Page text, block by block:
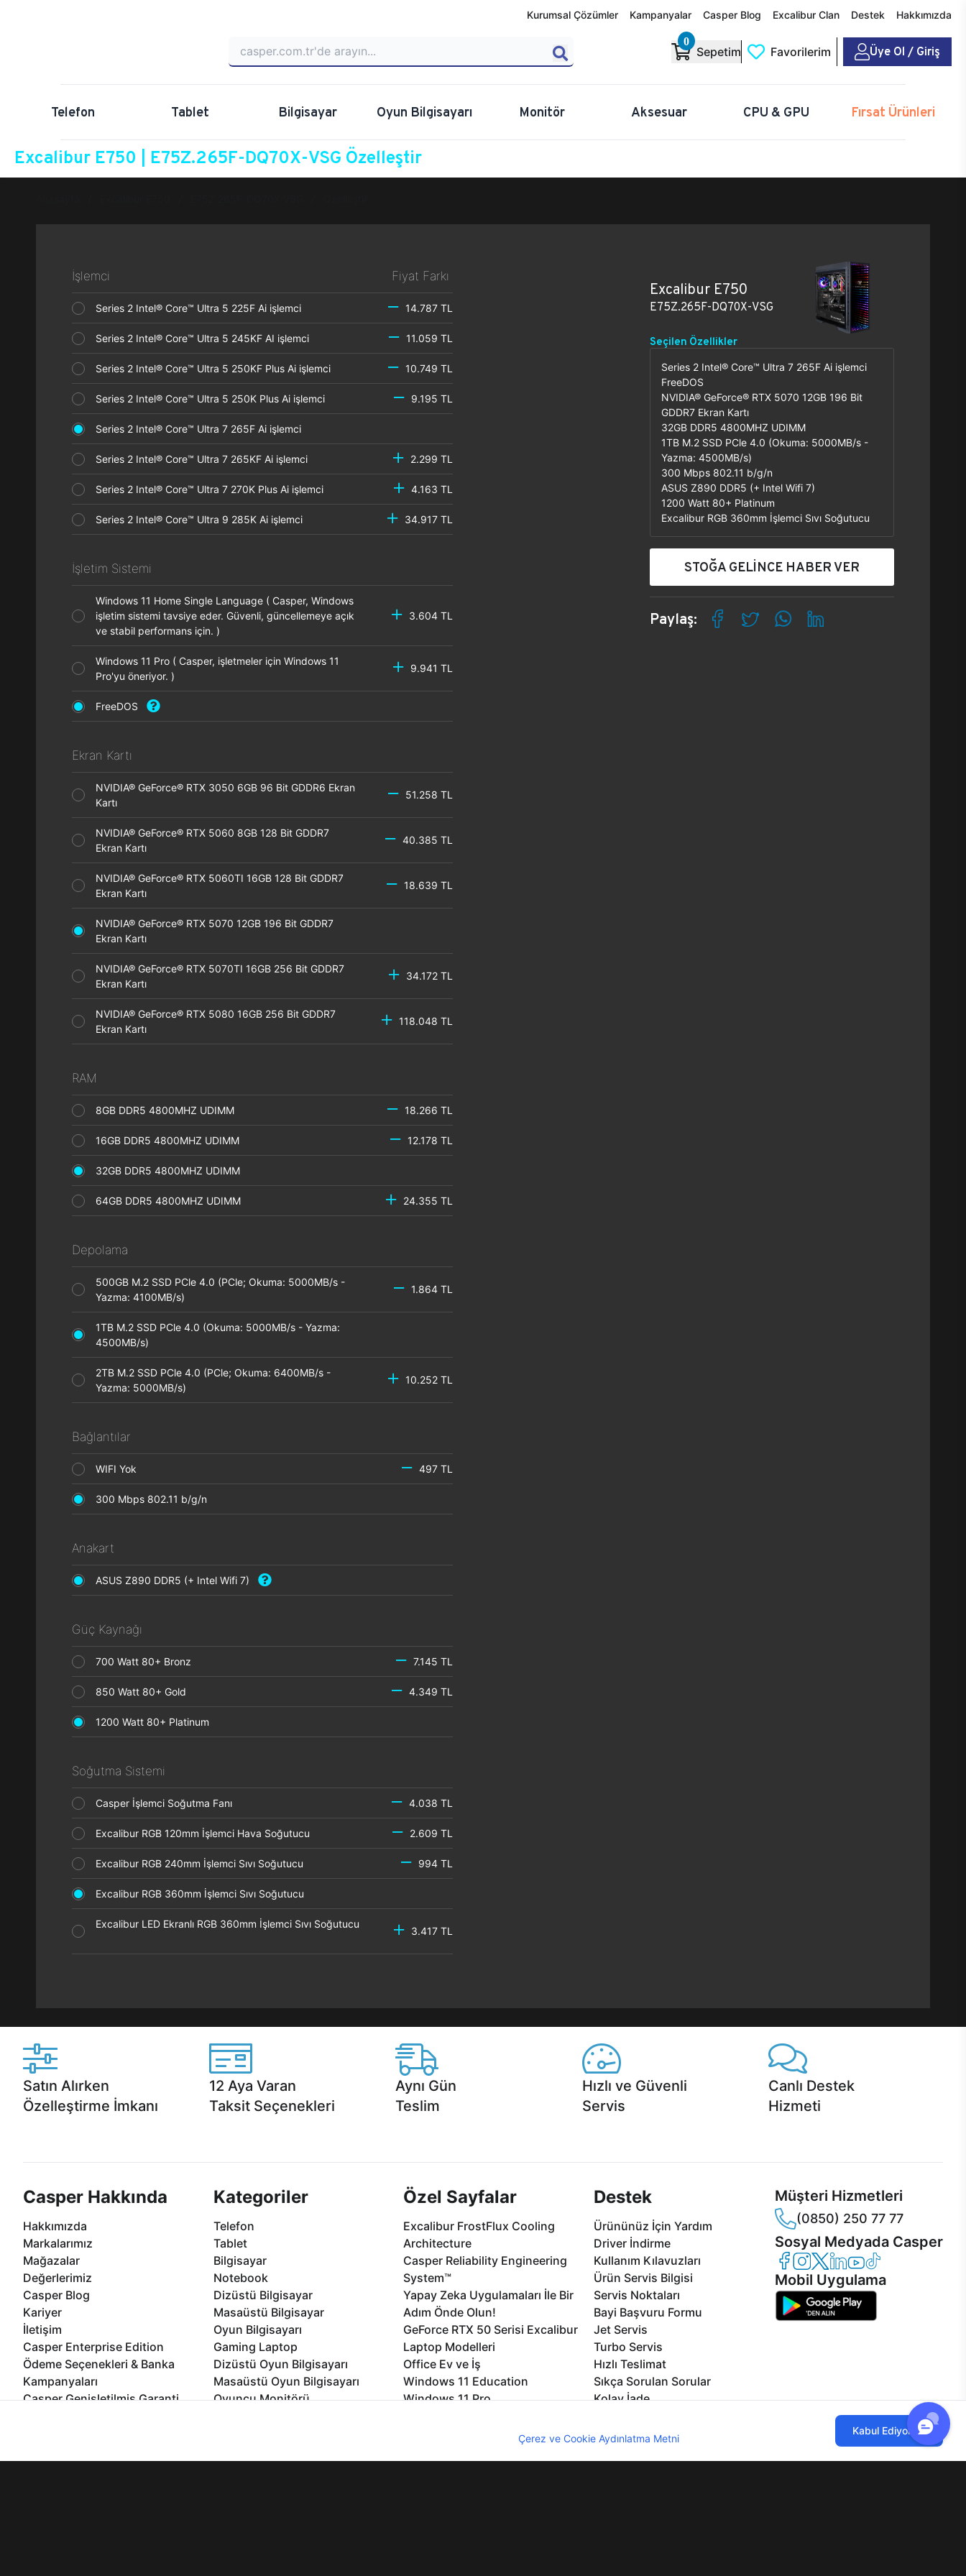
Kurumsal Çözümler Kampanyalar Casper Blog Excalibur Clan Destek Hakkımızda
0
Sepetim Favorilerim Üye Ol / Giriş
Telefon Tablet Bilgisayar Oyun Bilgisayarı Monitör Aksesuar CPU & GPU Fırsat Ürünleri
Excalibur E750 | E75Z.265F-DQ70X-VSG Özelleştir
İşlemci Fiyat Farkı
Series 2 Intel® Core™ Ultra 5 225F Ai işlemci 14.787 TL
Series 2 Intel® Core™ Ultra 5 245KF AI işlemci 11.059 TL
Series 2 Intel® Core™ Ultra 5 250KF Plus Ai işlemci 10.749 TL
Series 2 Intel® Core™ Ultra 5 250K Plus Ai işlemci 9.195 TL
Series 2 Intel® Core™ Ultra 7 265F Ai işlemci
Series 2 Intel® Core™ Ultra 7 265KF Ai işlemci 2.299 TL
Series 2 Intel® Core™ Ultra 7 270K Plus Ai işlemci 4.163 TL
Series 2 Intel® Core™ Ultra 9 285K Ai işlemci 34.917 TL
İşletim Sistemi
Windows 11 Home Single Language ( Casper, Windows
işletim sistemi tavsiye eder. Güvenli, güncellemeye açık
ve stabil performans için. )
3.604 TL
Windows 11 Pro ( Casper, işletmeler için Windows 11
Pro'yu öneriyor. )
9.941 TL
FreeDOS
Ekran Kartı
NVIDIA® GeForce® RTX 3050 6GB 96 Bit GDDR6 Ekran
Kartı
51.258 TL
NVIDIA® GeForce® RTX 5060 8GB 128 Bit GDDR7
Ekran Kartı
40.385 TL
NVIDIA® GeForce® RTX 5060TI 16GB 128 Bit GDDR7
Ekran Kartı
18.639 TL
NVIDIA® GeForce® RTX 5070 12GB 196 Bit GDDR7
Ekran Kartı
NVIDIA® GeForce® RTX 5070TI 16GB 256 Bit GDDR7
Ekran Kartı
34.172 TL
NVIDIA® GeForce® RTX 5080 16GB 256 Bit GDDR7
Ekran Kartı
118.048 TL
RAM
8GB DDR5 4800MHZ UDIMM 18.266 TL
16GB DDR5 4800MHZ UDIMM 12.178 TL
32GB DDR5 4800MHZ UDIMM
64GB DDR5 4800MHZ UDIMM 24.355 TL
Depolama
500GB M.2 SSD PCle 4.0 (PCle; Okuma: 5000MB/s -
Yazma: 4100MB/s)
1.864 TL
1TB M.2 SSD PCle 4.0 (Okuma: 5000MB/s - Yazma:
4500MB/s)
2TB M.2 SSD PCle 4.0 (PCle; Okuma: 6400MB/s -
Yazma: 5000MB/s)
10.252 TL
Bağlantılar
WIFI Yok 497 TL
300 Mbps 802.11 b/g/n
Anakart
ASUS Z890 DDR5 (+ Intel Wifi 7)
Güç Kaynağı
700 Watt 80+ Bronz 7.145 TL
850 Watt 80+ Gold 4.349 TL
1200 Watt 80+ Platinum
Soğutma Sistemi
Casper İşlemci Soğutma Fanı 4.038 TL
Excalibur RGB 120mm İşlemci Hava Soğutucu 2.609 TL
Excalibur RGB 240mm İşlemci Sıvı Soğutucu 994 TL
Excalibur RGB 360mm İşlemci Sıvı Soğutucu
Excalibur LED Ekranlı RGB 360mm İşlemci Sıvı Soğutucu
3.417 TL
Excalibur E750
E75Z.265F-DQ70X-VSG
Seçilen Özellikler
Series 2 Intel® Core™ Ultra 7 265F Ai işlemci
FreeDOS
NVIDIA® GeForce® RTX 5070 12GB 196 Bit
GDDR7 Ekran Kartı
32GB DDR5 4800MHZ UDIMM
1TB M.2 SSD PCle 4.0 (Okuma: 5000MB/s -
Yazma: 4500MB/s)
300 Mbps 802.11 b/g/n
ASUS Z890 DDR5 (+ Intel Wifi 7)
1200 Watt 80+ Platinum
Excalibur RGB 360mm İşlemci Sıvı Soğutucu
STOĞA GELİNCE HABER VER
Paylaş:
Satın Alırken
Özelleştirme İmkanı
12 Aya Varan
Taksit Seçenekleri
Aynı Gün
Teslim
Hızlı ve Güvenli
Servis
Canlı Destek
Hizmeti
Casper Hakkında
Hakkımızda
Markalarımız
Mağazalar
Değerlerimiz
Casper Blog
Kariyer
İletişim
Casper Enterprise Edition
Ödeme Seçenekleri & Banka
Kampanyaları
Casper Genişletilmiş Garanti
Kategoriler
Telefon
Tablet
Bilgisayar
Notebook
Dizüstü Bilgisayar
Masaüstü Bilgisayar
Oyun Bilgisayarı
Gaming Laptop
Dizüstü Oyun Bilgisayarı
Masaüstü Oyun Bilgisayarı
Oyuncu Monitörü
Özel Sayfalar
Excalibur FrostFlux Cooling
Architecture
Casper Reliability Engineering
System™
Yapay Zeka Uygulamaları İle Bir
Adım Önde Olun!
GeForce RTX 50 Serisi Excalibur
Laptop Modelleri
Office Ev ve İş
Windows 11 Education
Windows 11 Pro
Destek
Ürününüz İçin Yardım
Driver İndirme
Kullanım Kılavuzları
Ürün Servis Bilgisi
Servis Noktaları
Bayi Başvuru Formu
Jet Servis
Turbo Servis
Hızlı Teslimat
Sıkça Sorulan Sorular
Kolay İade
Yedek Parçalar
Müşteri Hizmetleri
(0850) 250 77 77
Sosyal Medyada Casper
Casper Facebook
Casper Instagram
Casper Twitter
Casper LinkedIn
Casper YouTube
Casper TikTok
Mobil Uygulama
Çerez ve Cookie Aydınlatma Metni
Kabul Ediyorum